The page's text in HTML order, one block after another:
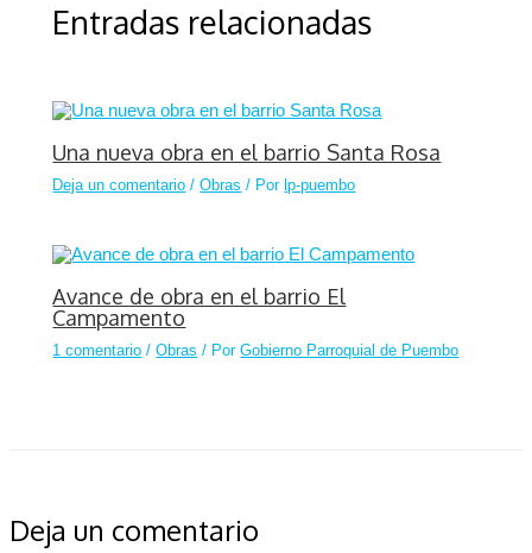
Entradas relacionadas
Una nueva obra en el barrio Santa Rosa
Deja un comentario /Obras / Por lp-puembo
Avance de obra en el barrio El
Campamento
1 comentario /Obras / PorGobierno Parroquial de Puembo
Deja un comentario